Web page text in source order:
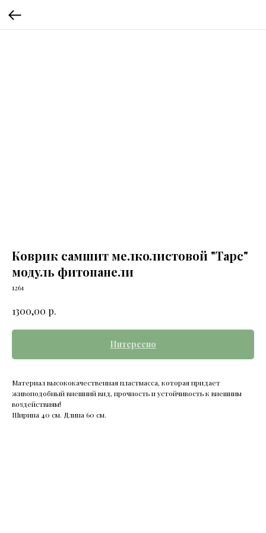
Коврик самшит мелколистовой "Тарс"
модуль фитопанели
1261
1300,00 р.
Интересно
Материал высококачественная пластмасса, которая придает
живоподобный внешний вид, прочность и устойчивость к внешним
воздействиям!
Ширина 40 см. Длина 60 см.